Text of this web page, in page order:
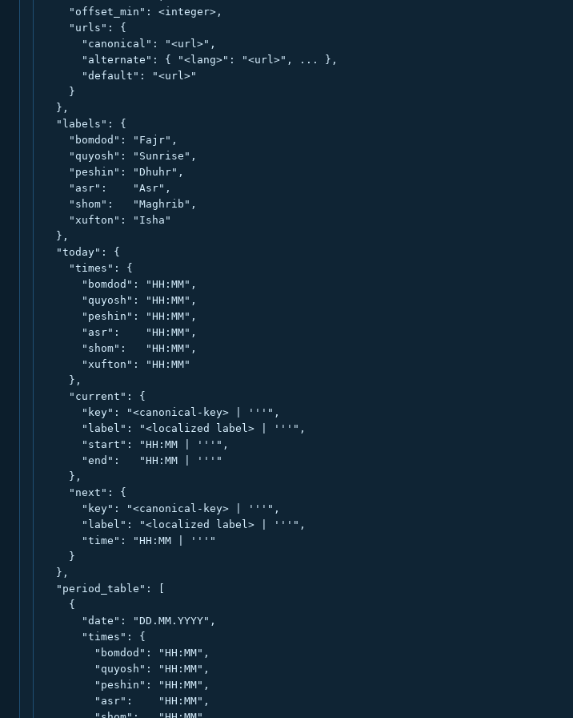
    "offset_min": <integer>,
    "urls": {
      "canonical": "<url>",
      "alternate": { "<lang>": "<url>", ... },
      "default": "<url>"
    }
  },
  "labels": {
    "bomdod": "Fajr",
    "quyosh": "Sunrise",
    "peshin": "Dhuhr",
    "asr":    "Asr",
    "shom":   "Maghrib",
    "xufton": "Isha"
  },
  "today": {
    "times": {
      "bomdod": "HH:MM",
      "quyosh": "HH:MM",
      "peshin": "HH:MM",
      "asr":    "HH:MM",
      "shom":   "HH:MM",
      "xufton": "HH:MM"
    },
    "current": {
      "key": "<canonical-key> | '''",
      "label": "<localized label> | '''",
      "start": "HH:MM | '''",
      "end":   "HH:MM | '''"
    },
    "next": {
      "key": "<canonical-key> | '''",
      "label": "<localized label> | '''",
      "time": "HH:MM | '''"
    }
  },
  "period_table": [
    {
      "date": "DD.MM.YYYY",
      "times": {
        "bomdod": "HH:MM",
        "quyosh": "HH:MM",
        "peshin": "HH:MM",
        "asr":    "HH:MM",